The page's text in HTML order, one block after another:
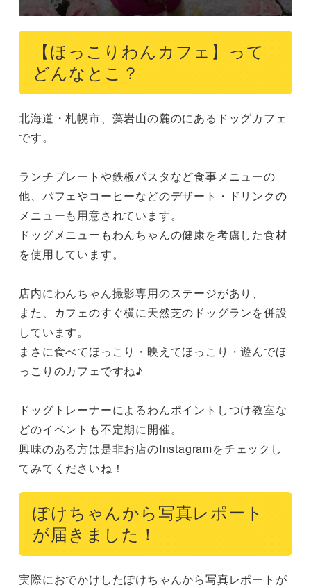
【ほっこりわんカフェ】って
どんなとこ？
北海道・札幌市、藻岩山の麓のにあるドッグカフェ
です。
ランチプレートや鉄板パスタなど食事メニューの
他、パフェやコーヒーなどのデザート・ドリンクの
メニューも用意されています。
ドッグメニューもわんちゃんの健康を考慮した食材
を使用しています。
店内にわんちゃん撮影専用のステージがあり、
また、カフェのすぐ横に天然芝のドッグランを併設
しています。
まさに食べてほっこり・映えてほっこり・遊んでほ
っこりのカフェですね♪
ドッグトレーナーによるわんポイントしつけ教室な
どのイベントも不定期に開催。
興味のある方は是非お店のInstagramをチェックし
てみてくださいね！
ぽけちゃんから写真レポート
が届きました！
実際におでかけしたぽけちゃんから写真レポートが